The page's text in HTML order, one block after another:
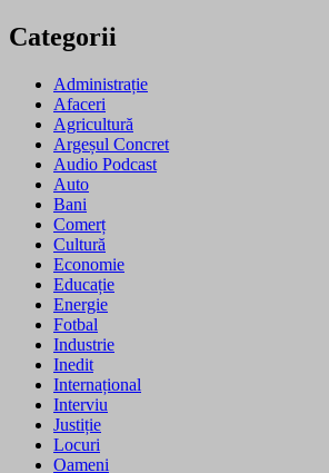
Categorii
Administrație
Afaceri
Agricultură
Argeșul Concret
Audio Podcast
Auto
Bani
Comerț
Cultură
Economie
Educație
Energie
Fotbal
Industrie
Inedit
Internațional
Interviu
Justiție
Locuri
Oameni